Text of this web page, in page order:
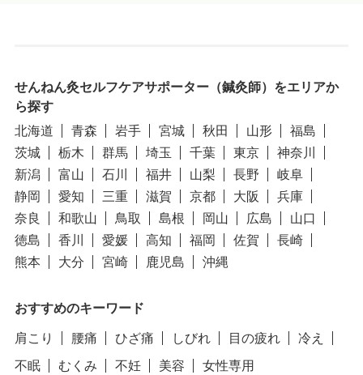
せんねん灸セルフケアサポーター（鍼灸師）をエリアか
ら探す
北海道
青森 岩手 宮城 秋田 山形
福島
茨城
栃木 群馬 埼玉 千葉 東京
神奈川
新潟
富山 石川 福井 山梨 長野
岐阜
静岡
愛知 三重 滋賀 京都 大阪
兵庫
奈良
和歌山 鳥取 島根 岡山 広島
山口
徳島
香川 愛媛 高知 福岡 佐賀
長崎
熊本
大分 宮崎 鹿児島 沖縄
おすすめのキーワード
肩こり 腰痛 ひざ痛 しびれ 目の疲れ
冷え
不眠
むくみ 不妊 美容 女性専用